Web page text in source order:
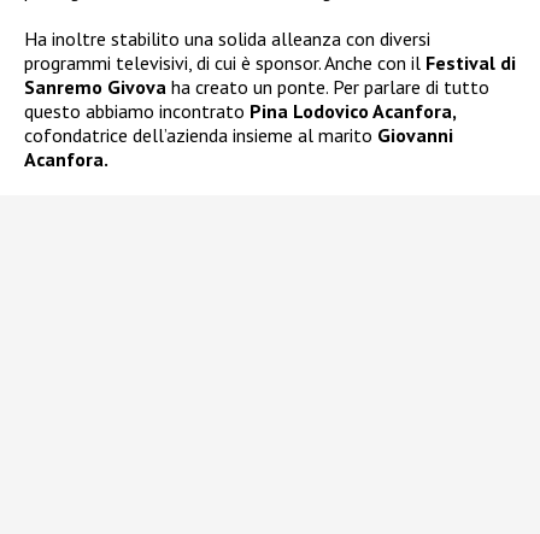
Ha inoltre stabilito una solida alleanza con diversi
programmi televisivi, di cui è sponsor. Anche con il Festival di
Sanremo Givova ha creato un ponte. Per parlare di tutto
questo abbiamo incontrato Pina Lodovico Acanfora,
cofondatrice dell’azienda insieme al marito Giovanni
Acanfora.